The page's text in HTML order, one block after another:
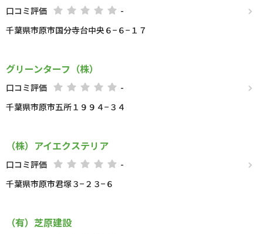
口コミ評価
-
千葉県市原市国分寺台中央６−６−１７
グリーンターフ（株）
口コミ評価
-
千葉県市原市五所１９９４−３４
（株）アイエクステリア
口コミ評価
-
千葉県市原市君塚３−２３−６
（有）芝原建設